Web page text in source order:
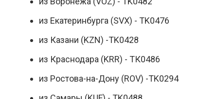
из Екатеринбурга (SVX) - TK0476
из Казани (KZN) -TK0428
из Краснодара (KRR) - ТК0486
из Ростова-на-Дону (ROV) -TK0294